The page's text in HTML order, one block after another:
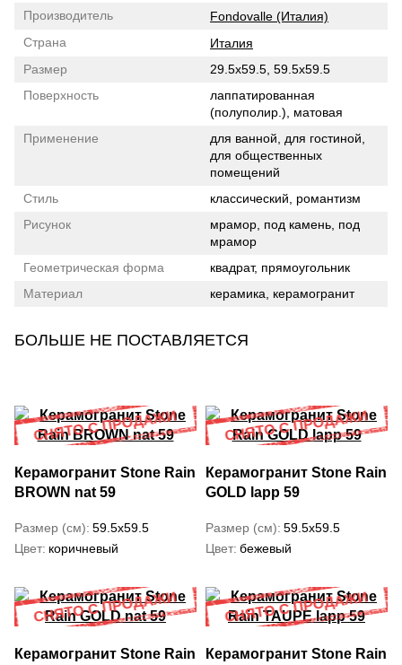
Производитель
Fondovalle (Италия)
Страна
Италия
Размер
29.5x59.5, 59.5x59.5
Поверхность
лаппатированная
(полуполир.), матовая
Применение
для ванной, для гостиной,
для общественных
помещений
Стиль
классический, романтизм
Рисунок
мрамор, под камень, под
мрамор
Геометрическая форма
квадрат, прямоугольник
Материал
керамика, керамогранит
БОЛЬШЕ НЕ ПОСТАВЛЯЕТСЯ
Керамогранит Stone Rain
BROWN nat 59
Размер (см) 59.5x59.5
Цвет коричневый
Керамогранит Stone Rain
GOLD lapp 59
Размер (см) 59.5x59.5
Цвет бежевый
Керамогранит Stone Rain
Керамогранит Stone Rain